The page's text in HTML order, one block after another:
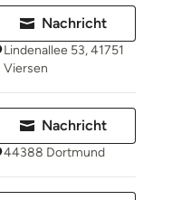
Nachricht
Lindenallee 53, 41751
Viersen
Nachricht
44388 Dortmund